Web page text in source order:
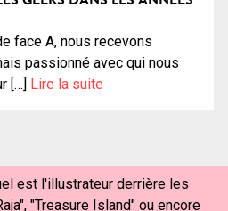
face A, nous recevons
passionné avec qui nous
[…] Lire la suite
est l'illustrateur derrière les
"Treasure Island" ou encore